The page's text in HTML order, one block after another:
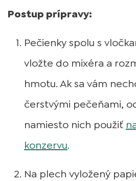
Postup prípravy:
Pečienky spolu s
vložte do mixéra a
hmotu. Ak sa vám
čerstvými pečeňami,
namiesto nich použiť
konzervu.
Na plech vyložený